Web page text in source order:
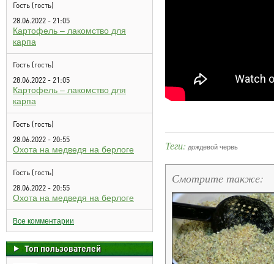
Гость (гость)
28.06.2022 - 21:05
Картофель – лакомство для
карпа
Гость (гость)
28.06.2022 - 21:05
Картофель – лакомство для
карпа
Гость (гость)
28.06.2022 - 20:55
Охота на медведя на берлоге
Гость (гость)
28.06.2022 - 20:55
Охота на медведя на берлоге
Все комментарии
Топ пользователей
Теги: дождевой червь
Смотрите также: